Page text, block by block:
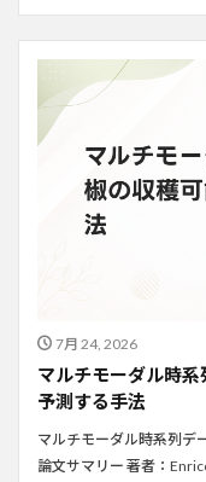
7月 24, 2026
マルチモーダル時
予測する手法
マルチモーダル時系列デ
論文サマリー 著者：